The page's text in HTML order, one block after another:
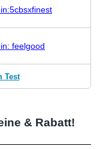
feelgood
Test
& Rabatt!